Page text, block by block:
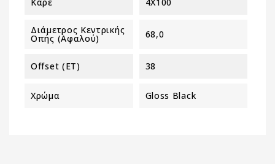
Διάμετρος Κεντρικής
Οπής (αφαλού) 68,0
Offset (ET) 38
Χρώμα Gloss Black